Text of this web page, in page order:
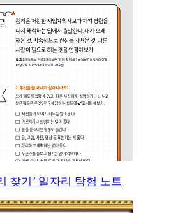
찾기’ 일자리 탐험 노트